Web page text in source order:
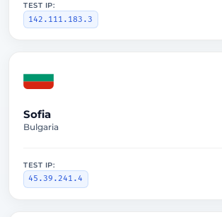
TEST IP:
142.111.183.3
Sofia
Bulgaria
TEST IP:
45.39.241.4